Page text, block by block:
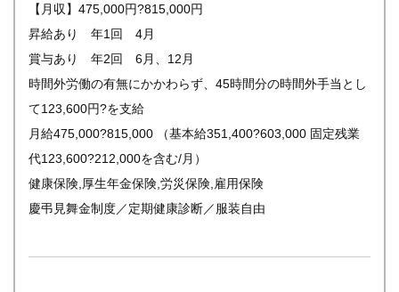
【月収】475,000円?815,000円
昇給あり 年1回 4月
賞与あり 年2回 6月、12月
時間外労働の有無にかかわらず、45時間分の時間外手当とし
て123,600円?を支給
月給475,000?815,000 （基本給351,400?603,000 固定残業
代123,600?212,000を含む/月）
健康保険,厚生年金保険,労災保険,雇用保険
慶弔見舞金制度／定期健康診断／服装自由